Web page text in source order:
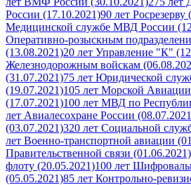
России (17.10.2021)90 лет Росрезерву
Медицинской службе МВД России
Оперативно-розыскным
(13.08.2021)20 лет Управление "К"
Железнодорожным войскам
(31.07.2021)75 лет Юридической
(19.07.2021)105 лет Морской
(17.07.2021)100 лет МВД по
лет Авиалесохране России
(03.07.2021)320 лет Социальной
лет Военно-транспортной авиации
Правительственной связи (01.06.2021)
флоту (20.05.2021)100 лет
(05.05.2021)85 лет Контрольно-